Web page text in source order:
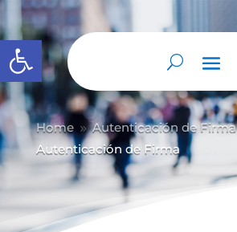
Abrir barra de herramientas
Home 9 Autenticación de Firma
Autenticación de Firma